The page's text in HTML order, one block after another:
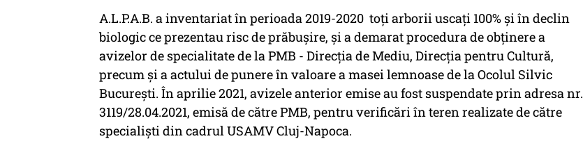
A.L.P.A.B. a inventariat în perioada 2019-2020 toţi arborii uscaţi 100% şi în declin
biologic ce prezentau risc de prăbuşire, şi a demarat procedura de obţinere a
avizelor de specialitate de la PMB - Direcţia de Mediu, Direcţia pentru Cultură,
precum şi a actului de punere în valoare a masei lemnoase de la Ocolul Silvic
Bucureşti. În aprilie 2021, avizele anterior emise au fost suspendate prin adresa nr.
3119/28.04.2021, emisă de către PMB, pentru verificări în teren realizate de către
specialişti din cadrul USAMV Cluj-Napoca.